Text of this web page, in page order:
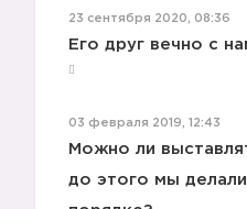
23 сентября 2020, 08:36
Его друг вечно с
03 февраля 2019, 12:43
Можно ли
до этого мы